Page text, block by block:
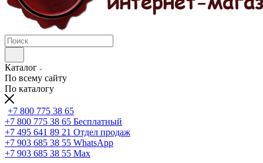
Каталог
По всему сайту
По каталогу
+7 800 775 38 65
+7 800 775 38 65 Бесплатный
+7 495 641 89 21 Отдел продаж
+7 903 685 38 55 WhatsApp
+7 903 685 38 55 Max